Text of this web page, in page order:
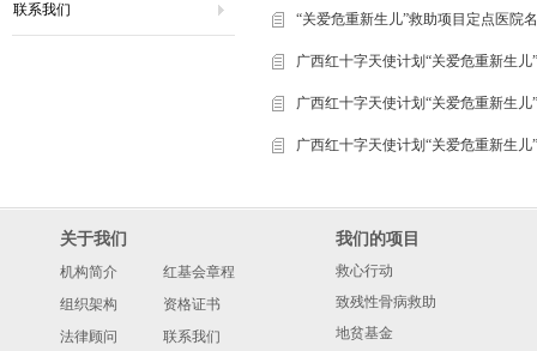
联系我们
“关爱危重新生儿”救助项目定点医院
广西红十字天使计划“关爱危重新生
广西红十字天使计划“关爱危重新生
广西红十字天使计划“关爱危重新生
关于我们
机构简介
红基会章程
组织架构
资格证书
法律顾问
联系我们
我们的项目
救心行动
致残性骨病救助
地贫基金